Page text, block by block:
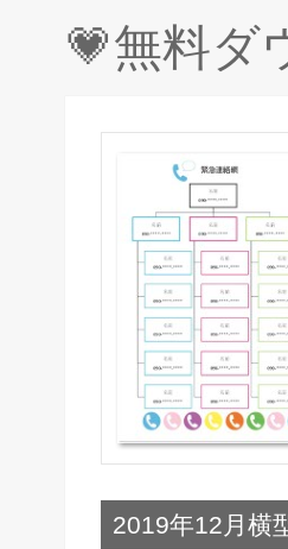
💗無料ダ
2019年12月横